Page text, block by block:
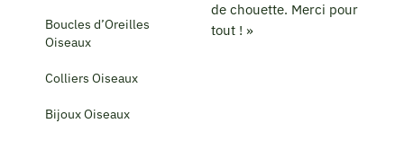
Boucles d’Oreilles
Oiseaux
Colliers Oiseaux
Bijoux Oiseaux
de chouette. Merci pour
tout ! »